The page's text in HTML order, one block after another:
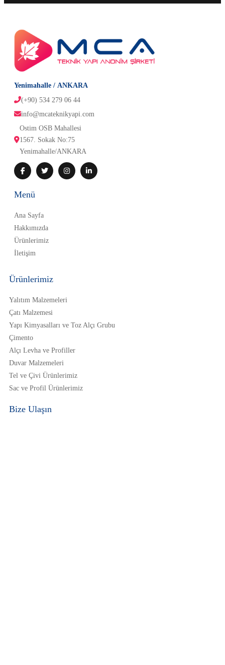
Yenimahalle / ANKARA
(+90) 534 279 06 44
info@mcateknikyapi.com
Ostim OSB Mahallesi
1567. Sokak No:75
Yenimahalle/ANKARA
Menü
Ana Sayfa
Hakkımızda
Ürünlerimiz
İletişim
Ürünlerimiz
Yalıtım Malzemeleri
Çatı Malzemesi
Yapı Kimyasalları ve Toz Alçı Grubu
Çimento
Alçı Levha ve Profiller
Duvar Malzemeleri
Tel ve Çivi Ürünlerimiz
Sac ve Profil Ürünlerimiz
Bize Ulaşın